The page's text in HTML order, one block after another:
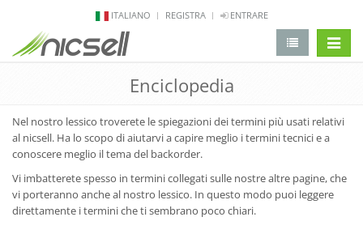
ITALIANO REGISTRA ENTRARE
Aletta
Enciclopedia
Nel nostro lessico troverete le spiegazioni dei termini più usati relativi
al nicsell. Ha lo scopo di aiutarvi a capire meglio i termini tecnici e a
conoscere meglio il tema del backorder.
Vi imbatterete spesso in termini collegati sulle nostre altre pagine, che
vi porteranno anche al nostro lessico. In questo modo puoi leggere
direttamente i termini che ti sembrano poco chiari.